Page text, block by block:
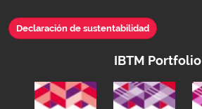
Declaración de sustentabilidad
IBTM Portfolio